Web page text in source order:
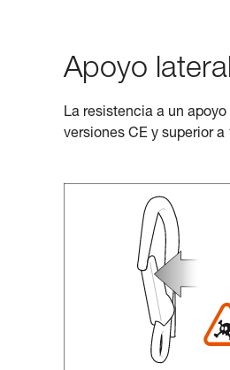
Apoyo
La resistencia a un
versiones CE y superior a